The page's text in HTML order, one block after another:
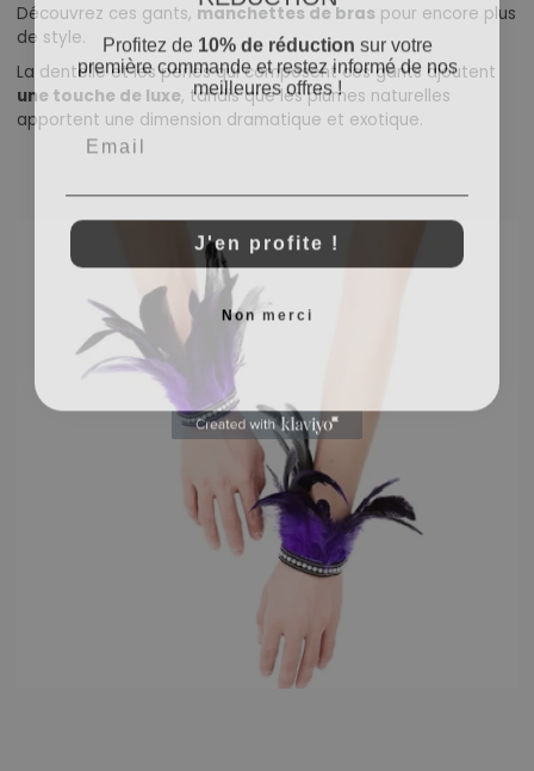
Découvrez ces gants, manchettes de bras pour encore plus
de style.
La dentelle et les perles qui composent ces gants ajoutent
une touche de luxe, tandis que les plumes naturelles
apportent une dimension dramatique et exotique.
Profitez de 10% de réduction
première commande et restez informé de nos
meilleures offres !
Email
J'en profite !
Non merci